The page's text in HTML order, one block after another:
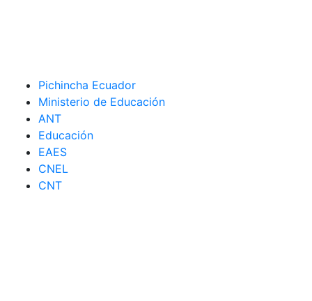
Pichincha Ecuador
Ministerio de Educación
ANT
Educación
EAES
CNEL
CNT